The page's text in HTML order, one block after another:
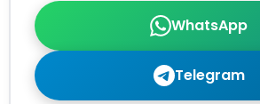
WhatsApp
Telegram